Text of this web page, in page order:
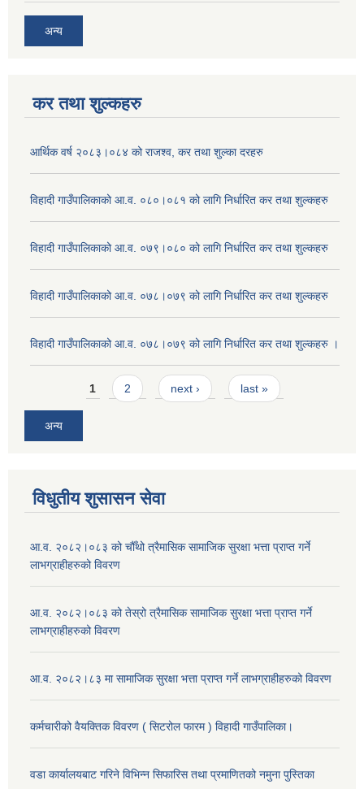
अन्य
कर तथा शुल्कहरु
आर्थिक वर्ष २०८३।०८४ को राजश्व, कर तथा शुल्का दरहरु
विहादी गाउँपालिकाको आ.व. ०८०।०८१ को लागि निर्धारित कर तथा शुल्कहरु
विहादी गाउँपालिकाको आ.व. ०७९।०८० को लागि निर्धारित कर तथा शुल्कहरु
विहादी गाउँपालिकाको आ.व. ०७८।०७९ को लागि निर्धारित कर तथा शुल्कहरु
विहादी गाउँपालिकाको आ.व. ०७८।०७९ को लागि निर्धारित कर तथा शुल्कहरु ।
Pages1 2 next › last »
अन्य
विधुतीय शुसासन सेवा
आ.व. २०८२।०८३ को चौँथो त्रैमासिक सामाजिक सुरक्षा भत्ता प्राप्त गर्ने
लाभग्राहीहरुको विवरण
आ.व. २०८२।०८३ को तेस्रो त्रैमासिक सामाजिक सुरक्षा भत्ता प्राप्त गर्ने
लाभग्राहीहरुको विवरण
आ.व. २०८२।८३ मा सामाजिक सुरक्षा भत्ता प्राप्त गर्ने लाभग्राहीहरुको विवरण
कर्मचारीको वैयक्तिक विवरण ( सिटरोल फारम ) विहादी गाउँपालिका।
वडा कार्यालयबाट गरिने विभिन्न सिफारिस तथा प्रमाणितको नमुना पुस्तिका